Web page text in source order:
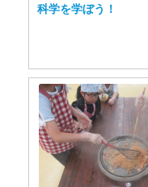
科学を学ぼう！